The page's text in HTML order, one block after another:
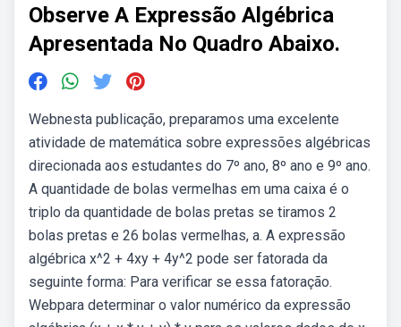
Observe A Expressão Algébrica
Apresentada No Quadro Abaixo.
Webnesta publicação, preparamos uma excelente
atividade de matemática sobre expressões algébricas
direcionada aos estudantes do 7º ano, 8º ano e 9º ano.
A quantidade de bolas vermelhas em uma caixa é o
triplo da quantidade de bolas pretas se tiramos 2
bolas pretas e 26 bolas vermelhas, a. A expressão
algébrica x^2 + 4xy + 4y^2 pode ser fatorada da
seguinte forma: Para verificar se essa fatoração.
Webpara determinar o valor numérico da expressão